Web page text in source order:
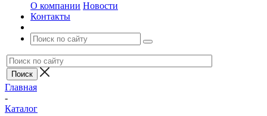
О компании Новости
Контакты
Главная
-
Каталог